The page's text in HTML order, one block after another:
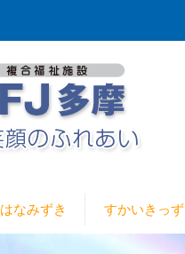
はなみずき すかいきっず